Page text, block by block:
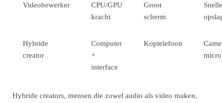
Videobewerker
CPU/GPU
kracht
Groot
scherm
Hybride
creator
Computer
+
interface
Koptelefoon
Hybride creators, mensen die zowel audio als video maken,